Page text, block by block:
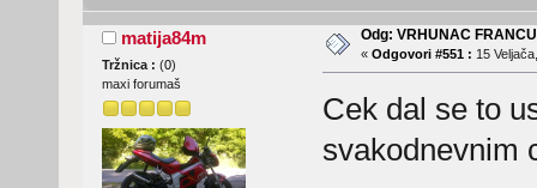
matija84m
Tržnica : (0)
maxi forumaš
Odg: VRHUNAC
« Odgovori #551 : 15
Cek dal se to
svakodnevnim